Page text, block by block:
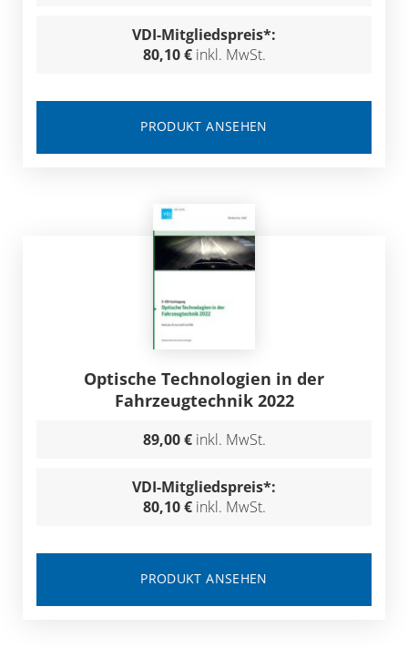
VDI-Mitgliedspreis*:
80,10 € inkl. MwSt.
PRODUKT ANSEHEN
Optische Technologien in der
Fahrzeugtechnik 2022
89,00 € inkl. MwSt.
VDI-Mitgliedspreis*:
80,10 € inkl. MwSt.
PRODUKT ANSEHEN